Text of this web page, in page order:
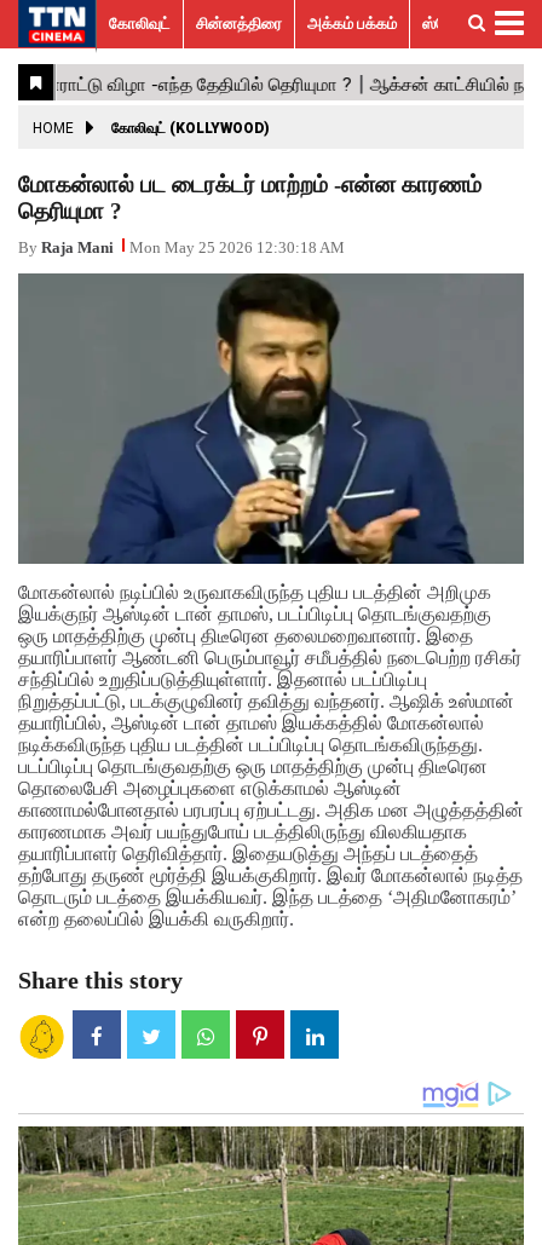
கோலிவுட்
சின்னத்திரை
பாலிவுட்
ஹாலிவுட்
அக்கம்
பக்கம்
ஸ்பெஷல்
ஸ்டோரீஸ்
விமர்சனம்
GALLERY
ACTRESS
ACTORS
MOVIESTILLS
EVENTS
VIDEOS
What’s
Hot
Trending
News
கோலிவுட் சின்னத்திரை அக்கம் பக்கம் ஸ்பெஷல் ஸ்டோரீஸ்
HOME கோலிவுட் (KOLLYWOOD)
மோகன்லால் பட டைரக்டர் மாற்றம் -என்ன காரணம்
தெரியுமா ?
By Raja Mani Mon May 25 2026 12:30:18 AM
மோகன்லால் நடிப்பில் உருவாகவிருந்த புதிய படத்தின் அறிமுக
இயக்குநர் ஆஸ்டின் டான் தாமஸ், படப்பிடிப்பு தொடங்குவதற்கு
ஒரு மாதத்திற்கு முன்பு திடீரென தலைமறைவானார். இதை
தயாரிப்பாளர் ஆண்டனி பெரும்பாவூர் சமீபத்தில் நடைபெற்ற ரசிகர்
சந்திப்பில் உறுதிப்படுத்தியுள்ளார். இதனால் படப்பிடிப்பு
நிறுத்தப்பட்டு, படக்குழுவினர் தவித்து வந்தனர். ஆஷிக் உஸ்மான்
தயாரிப்பில், ஆஸ்டின் டான் தாமஸ் இயக்கத்தில் மோகன்லால்
நடிக்கவிருந்த புதிய படத்தின் படப்பிடிப்பு தொடங்கவிருந்தது.
படப்பிடிப்பு தொடங்குவதற்கு ஒரு மாதத்திற்கு முன்பு திடீரென
தொலைபேசி அழைப்புகளை எடுக்காமல் ஆஸ்டின்
காணாமல்போனதால் பரபரப்பு ஏற்பட்டது. அதிக மன அழுத்தத்தின்
காரணமாக அவர் பயந்துபோய் படத்திலிருந்து விலகியதாக
தயாரிப்பாளர் தெரிவித்தார். இதையடுத்து அந்தப் படத்தைத்
தற்போது தருண் மூர்த்தி இயக்குகிறார். இவர் மோகன்லால் நடித்த
தொடரும் படத்தை இயக்கியவர். இந்த படத்தை ‘அதிமனோகரம்’
என்ற தலைப்பில் இயக்கி வருகிறார்.
Share this story